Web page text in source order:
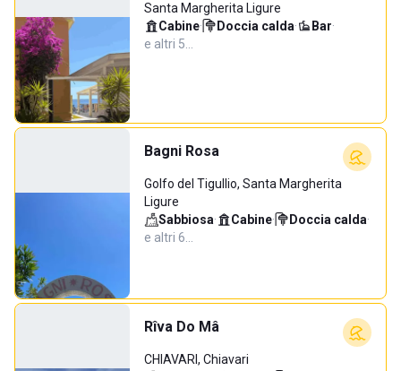
Santa Margherita Ligure
Cabine· Doccia calda· Bar·
e altri 5…
Bagni Rosa
Golfo del Tigullio, Santa Margherita
Ligure
Sabbiosa· Cabine· Doccia calda·
e altri 6…
Rîva Do Mâ
CHIAVARI, Chiavari